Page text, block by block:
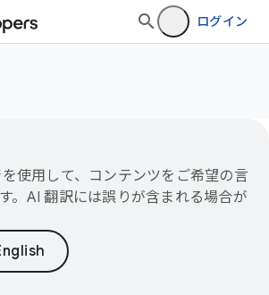
ログイン
使用して、コンテンツをご希望の言
。AI 翻訳には誤りが含まれる場合が